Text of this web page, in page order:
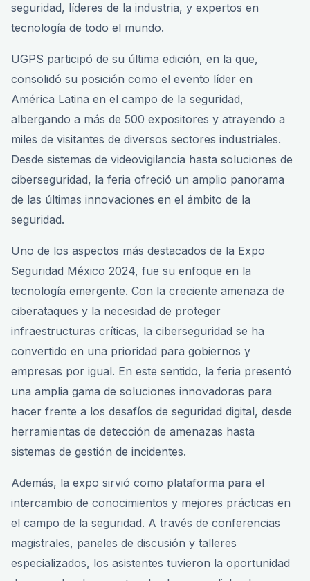
seguridad, líderes de la industria, y expertos en
tecnología de todo el mundo.
UGPS participó de su última edición, en la que,
consolidó su posición como el evento líder en
América Latina en el campo de la seguridad,
albergando a más de 500 expositores y atrayendo a
miles de visitantes de diversos sectores industriales.
Desde sistemas de videovigilancia hasta soluciones de
ciberseguridad, la feria ofreció un amplio panorama
de las últimas innovaciones en el ámbito de la
seguridad.
Uno de los aspectos más destacados de la Expo
Seguridad México 2024, fue su enfoque en la
tecnología emergente. Con la creciente amenaza de
ciberataques y la necesidad de proteger
infraestructuras críticas, la ciberseguridad se ha
convertido en una prioridad para gobiernos y
empresas por igual. En este sentido, la feria presentó
una amplia gama de soluciones innovadoras para
hacer frente a los desafíos de seguridad digital, desde
herramientas de detección de amenazas hasta
sistemas de gestión de incidentes.
Además, la expo sirvió como plataforma para el
intercambio de conocimientos y mejores prácticas en
el campo de la seguridad. A través de conferencias
magistrales, paneles de discusión y talleres
especializados, los asistentes tuvieron la oportunidad